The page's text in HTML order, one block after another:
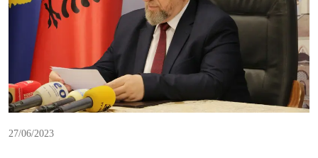
27/06/2023